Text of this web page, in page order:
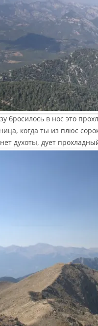
бросилось в нос это
когда ты из плюс
нет духоты, дует